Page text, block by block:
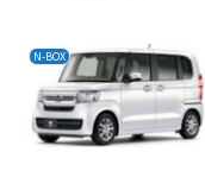
N-BOX